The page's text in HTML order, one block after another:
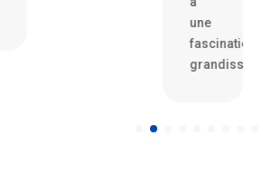
une
fascination
grandissante